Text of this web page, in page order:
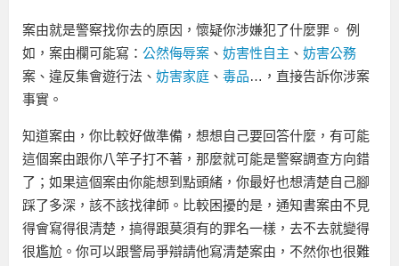
案由就是警察找你去的原因，懷疑你涉嫌犯了什麼罪。 例
如，案由欄可能寫： 公然侮辱案 、 妨害性自主 、 妨害公務
案、違反集會遊行法、 妨害家庭 、 毒品…，直接告訴你涉案
事實。
知道案由，你比較好做準備，想想自己要回答什麼，有可能
這個案由跟你八竿子打不著，那麼就可能是警察調查方向錯
了；如果這個案由你能想到點頭緒，你最好也想清楚自己腳
踩了多深，該不該找律師。比較困擾的是，通知書案由不見
得會寫得很清楚，搞得跟莫須有的罪名一樣，去不去就變得
很尷尬。你可以跟警局爭辯請他寫清楚案由，不然你也很難